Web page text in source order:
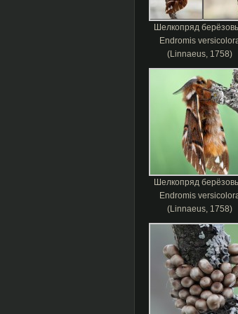
Шелкопряд
Endromis
(Linnaeus, 1758)
Шелкопряд
Endromis
(Linnaeus, 1758)